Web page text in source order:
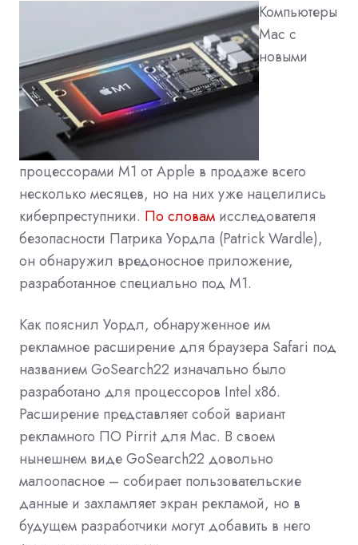
Компьютеры
Mac с
новыми
процессорами M1 от Apple в продаже всего
несколько месяцев, но на них уже нацелились
киберпреступники. По словам исследователя
безопасности Патрика Уордла (Patrick Wardle),
он обнаружил вредоносное приложение,
разработанное специально под M1.
Как пояснил Уордл, обнаруженное им
рекламное расширение для браузера Safari под
названием GoSearch22 изначально было
разработано для процессоров Intel x86.
Расширение представляет собой вариант
рекламного ПО Pirrit для Mac. В своем
нынешнем виде GoSearch22 довольно
малоопасное – собирает пользовательские
данные и захламляет экран рекламой, но в
будущем разработчики могут добавить в него